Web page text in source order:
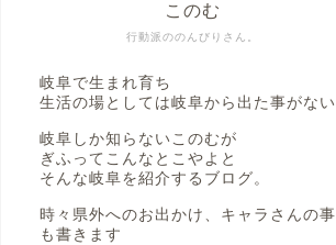
行動派ののんびりさん。
このむ
岐阜で生まれ育ち
生活の場としては岐阜から出た事がない
岐阜しか知らないこのむが
ぎふってこんなとこやよと
そんな岐阜を紹介するブログ。
時々県外へのお出かけ、キャラさんの事
も書きます